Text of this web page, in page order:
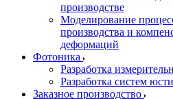
производстве
Моделирование
производства и
деформаций
Фотоника
Разработка
Разработка систем
Заказное производство